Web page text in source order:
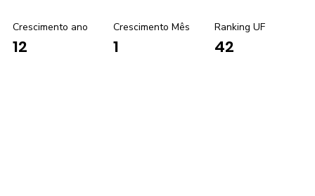
Crescimento ano
12
Crescimento Mês
1
Ranking UF
42